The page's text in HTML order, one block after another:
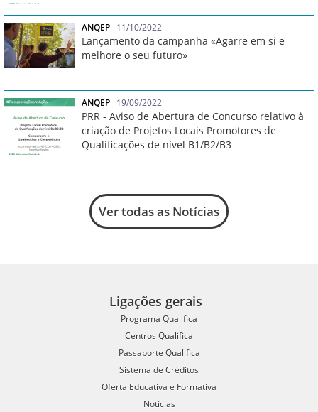
ANQEP 11/10/2022
Lançamento da campanha «Agarre em si e
melhore o seu futuro»
ANQEP 19/09/2022
PRR - Aviso de Abertura de Concurso relativo à
criação de Projetos Locais Promotores de
Qualificações de nível B1/B2/B3
Ver todas as Notícias
Ligações gerais
Programa Qualifica
Centros Qualifica
Passaporte Qualifica
Sistema de Créditos
Oferta Educativa e Formativa
Notícias